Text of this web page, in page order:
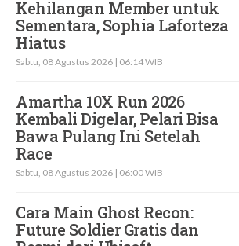
Kehilangan Member untuk
Sementara, Sophia Laforteza
Hiatus
Sabtu, 08 Agustus 2026 | 06:14 WIB
Amartha 10X Run 2026
Kembali Digelar, Pelari Bisa
Bawa Pulang Ini Setelah
Race
Sabtu, 08 Agustus 2026 | 06:00 WIB
Cara Main Ghost Recon:
Future Soldier Gratis dan